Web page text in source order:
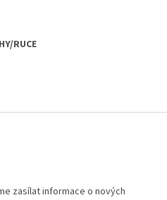
RUCE
zasílat informace o nových